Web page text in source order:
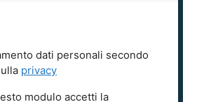
dati personali secondo
privacy
modulo accetti la